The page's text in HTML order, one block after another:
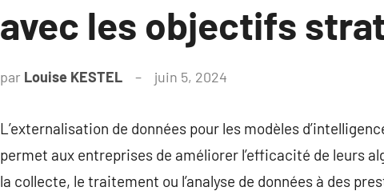
avec les objectifs
par Louise KESTEL juin 5, 2024
L’externalisation de données pour les modèles
permet aux entreprises de améliorer l’efficacité de leurs
la collecte, le traitement ou l’analyse de données à des